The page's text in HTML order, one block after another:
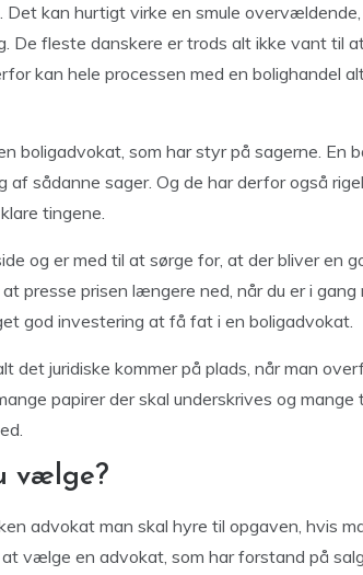
kan hurtigt virke en smule overvældende,
De fleste danskere er trods alt ikke vant til
kan hele processen med en bolighandel
boligadvokat, som har styr på sagerne. En
sådanne sager. Og de har derfor også
tingene.
og er med til at sørge for, at der bliver en
presse prisen længere ned, når du er i gang
god investering at få fat i en boligadvokat.
det juridiske kommer på plads, når man
papirer der skal underskrives og mange
vælge?
advokat man skal hyre til opgaven, hvis
vælge en advokat, som har forstand på